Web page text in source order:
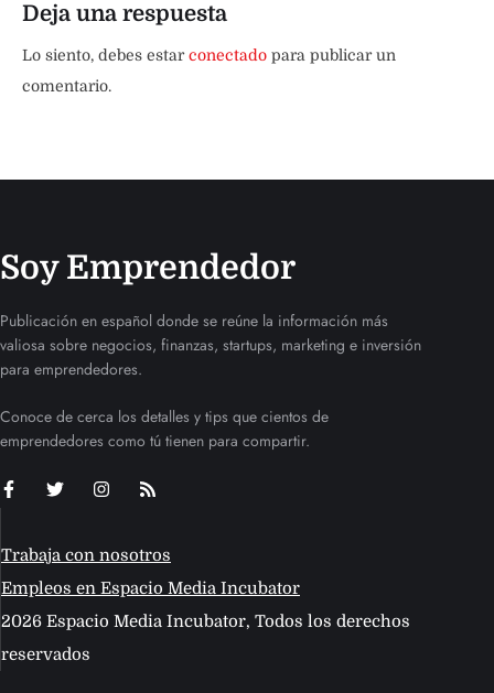
Deja una respuesta
Lo siento, debes estarconectado para publicar un
comentario.
Soy Emprendedor
Publicación en español donde se reúne la información más
valiosa sobre negocios, finanzas, startups, marketing e inversión
para emprendedores.
Conoce de cerca los detalles y tips que cientos de
emprendedores como tú tienen para compartir.
Trabaja con nosotros
Empleos en Espacio Media Incubator
2026 Espacio Media Incubator, Todos los derechos
reservados